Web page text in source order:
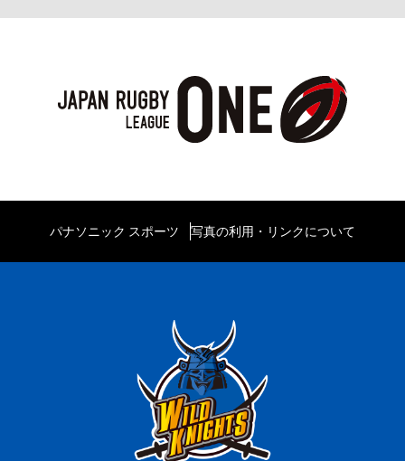
パナソニック スポーツ 写真の利用・リンクについて